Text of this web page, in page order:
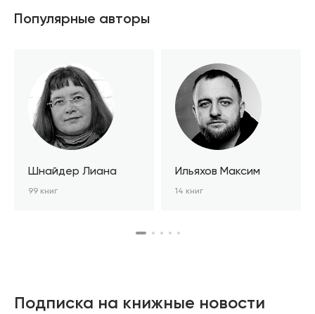
Популярные авторы
Шнайдер Лиана
99 книг
Ильяхов Максим
14 книг
Подписка на книжные новости